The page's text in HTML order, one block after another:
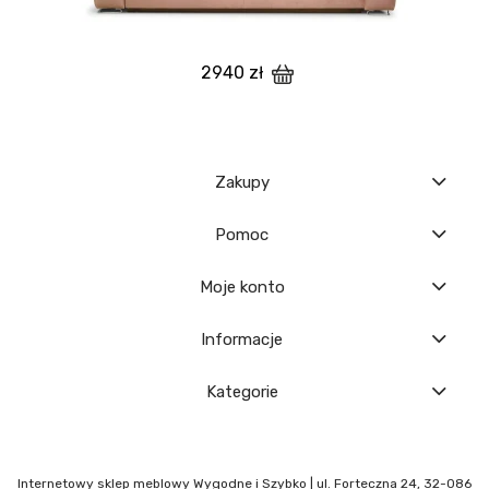
2940 zł
Zakupy
Pomoc
Moje konto
Informacje
Kategorie
Internetowy sklep meblowy Wygodne i Szybko | ul. Forteczna 24, 32-086